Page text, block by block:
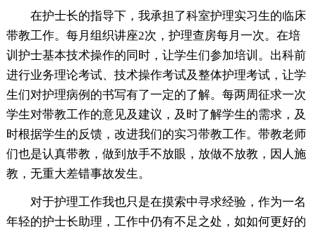
在护士长的指导下，我承担了科室护理实习生的临床
带教工作。每月组织讲座2次，护理查房每月一次。在培
训护士基本技术操作的同时，让学生们参加培训。出科前
进行业务理论考试、技术操作考试及整体护理考试，让学
生们对护理病例的书写有了一定的了解。每两周征求一次
学生对带教工作的意见及建议，及时了解学生的需求，及
时根据学生的反馈，改进我们的实习带教工作。带教老师
们也是认真带教，做到放手不放眼，放做不放教，因人施
教，无重大差错事故发生。
对于护理工作我也只是在摸索中寻求经验，作为一名
年轻的护士长助理，工作中仍有不足之处，如如何更好的